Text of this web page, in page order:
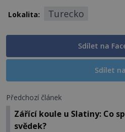
Lokalita: Turecko
Sdílet na
Sdílet
Předchozí článek
Zářící koule u Slatiny: Co
svědek?